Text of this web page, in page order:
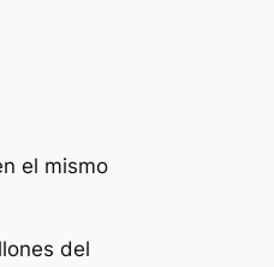
el mismo
del